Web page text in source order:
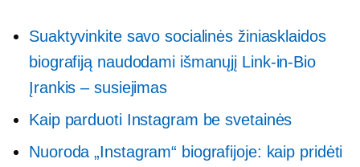
Suaktyvinkite savo socialinės žiniasklaidos
biografiją naudodami išmanųjį Link-in-Bio
Įrankis – susiejimas
Kaip parduoti Instagram be svetainės
Nuoroda „Instagram“ biografijoje: kaip pridėti